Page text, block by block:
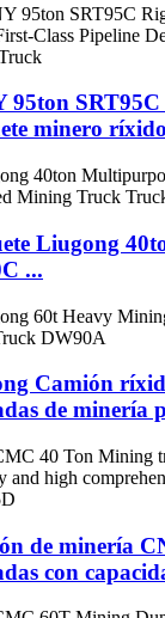
95ton
minero
Liugong
...
Camión
de minería
de minería
con